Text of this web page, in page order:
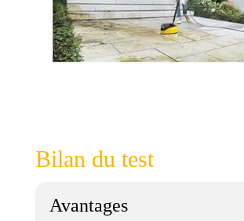
Bilan du test
Avantages